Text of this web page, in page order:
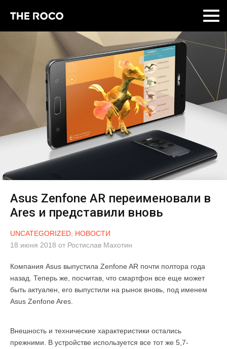
Asus Zenfone AR переименовали в
Ares и представили вновь
UNCATEGORIZED, НОВОСТИ
18 июня 2018 от Ростислав Махотин
Компания Asus выпустила Zenfone AR почти полтора года
назад. Теперь же, посчитав, что смартфон все еще может
быть актуален, его выпустили на рынок вновь, под именем
Asus Zenfone Ares.
Внешность и технические характеристики остались
прежними. В устройстве используется все тот же 5,7-